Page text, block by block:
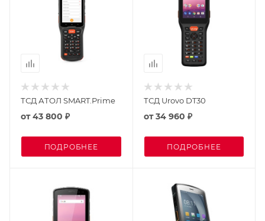
ТСД АТОЛ SMART.Prime
от43 800 ₽
ПОДРОБНЕЕ
ТСД Urovo DT30
от34 960 ₽
ПОДРОБНЕЕ